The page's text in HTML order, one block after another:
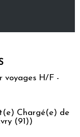
voyages H/F -
Chargé(e) de
(91))